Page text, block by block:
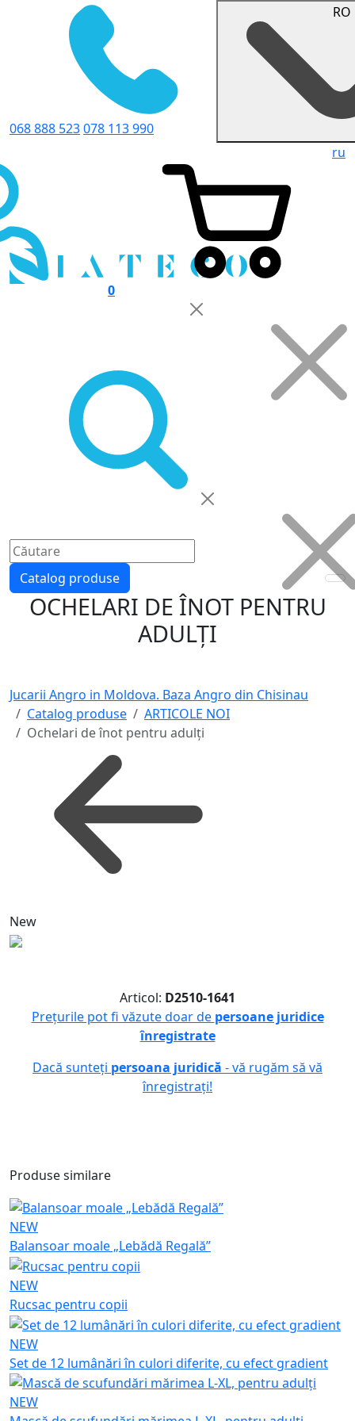
068 888 523078 113 990
ru
0
Catalog produse
OCHELARI DE ÎNOT PENTRU
ADULȚI
Jucarii Angro in Moldova. Baza Angro din Chisinau
Catalog produse
ARTICOLE NOI
Ochelari de înot pentru adulți
New
Articol: D2510-1641
Prețurile pot fi văzute doar de persoane juridice
înregistrate
Dacă sunteți persoana juridică - vă rugăm să vă
înregistrați!
Produse similare
NEW
Balansoar moale „Lebădă Regală”
NEW
Rucsac pentru copii
NEW
Set de 12 lumânări în culori diferite, cu efect gradient
NEW